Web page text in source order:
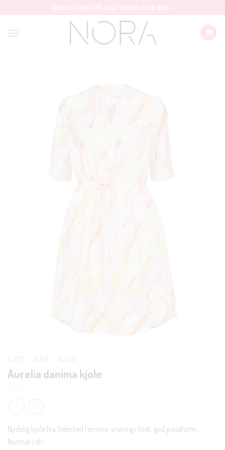
Aurelia danima kjole
Nydelig kjole fra Selected Femme, snøring i livet, god passform.
Normal i str.